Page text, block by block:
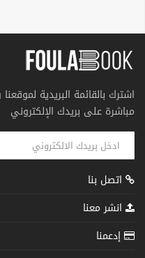
اشترك بالقائمة البريدية
مباشرة على بريدك الإلكتروني
اتصل بنا
انشر معنا
إدعمنا